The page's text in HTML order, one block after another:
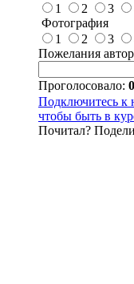
1
2 3
Фотография
1
2 3
Пожелания
Проголосовало: 0
Подключитесь к
чтобы быть в
Почитал?